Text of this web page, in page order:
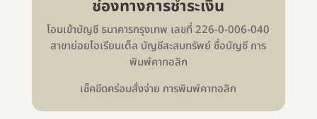
ช่องทางการชำระเงิน
โอนเข้าบัญชี ธนาคารกรุงเทพ เลขที่ 226-0-006-040
สาขาย่อยโอเรียนเต็ล บัญชีสะสมทรัพย์ ชื่อบัญชี การ
พิมพ์คาทอลิก
เช็คขีดคร่อมสั่งจ่าย การพิมพ์คาทอลิก